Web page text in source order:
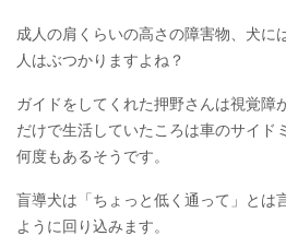
成人の肩くらいの高さの障害物、犬に
人はぶつかりますよね？
ガイドをしてくれた押野さんは視覚障
だけで生活していたころは車のサイド
何度もあるそうです。
盲導犬は「ちょっと低く通って」とは
ように回り込みます。